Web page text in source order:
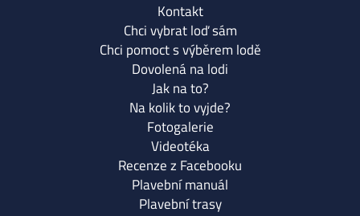
Kontakt
Chci vybrat loď sám
Chci pomoct s výběrem lodě
Dovolená na lodi
Jak na to?
Na kolik to vyjde?
Fotogalerie
Videotéka
Recenze z Facebooku
Plavební manuál
Plavební trasy